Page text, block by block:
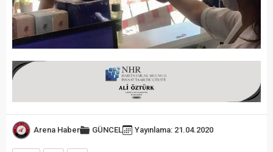
Arena Haber GÜNCEL Yayınlama: 21.04.2020